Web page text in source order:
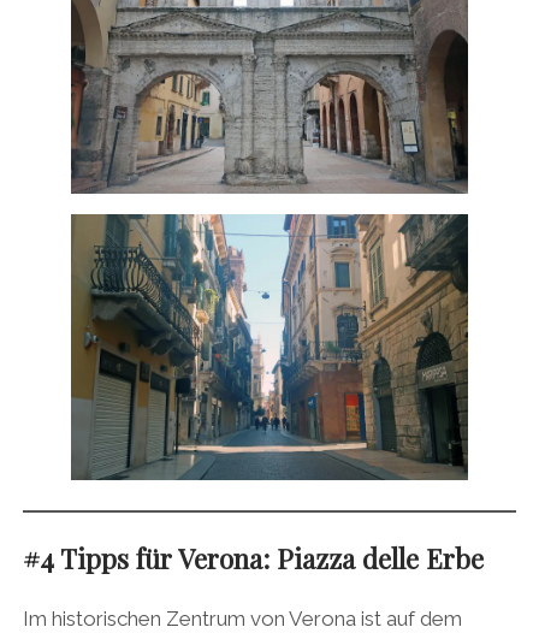
#4 Tipps für Verona: Piazza delle Erbe
Im historischen Zentrum von Verona ist auf dem